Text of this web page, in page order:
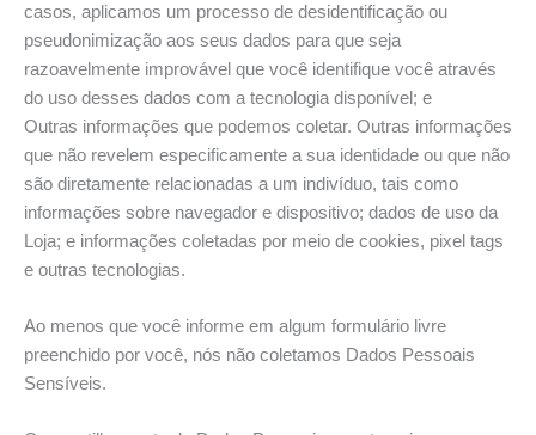
casos, aplicamos um processo de desidentificação ou
pseudonimização aos seus dados para que seja
razoavelmente improvável que você identifique você através
do uso desses dados com a tecnologia disponível; e
Outras informações que podemos coletar. Outras informações
que não revelem especificamente a sua identidade ou que não
são diretamente relacionadas a um indivíduo, tais como
informações sobre navegador e dispositivo; dados de uso da
Loja; e informações coletadas por meio de cookies, pixel tags
e outras tecnologias.
Ao menos que você informe em algum formulário livre
preenchido por você, nós não coletamos Dados Pessoais
Sensíveis.